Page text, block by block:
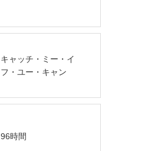
キャッチ・ミー・イ
フ・ユー・キャン
96時間